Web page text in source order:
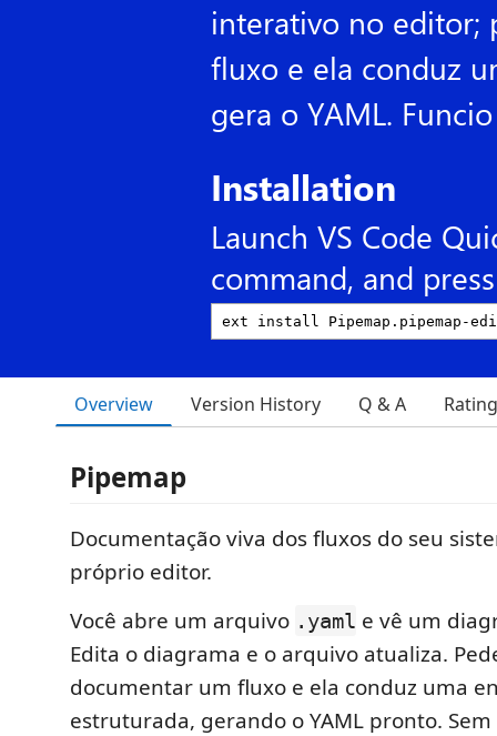
interativo no editor;
fluxo e ela conduz
gera o YAML. Funcio
Installation
Launch VS Code
command, and
Overview Version History Q & A
Pipemap
Documentação viva dos fluxos do seu
próprio editor.
Você abre um arquivo .yaml e vê um
Edita o diagrama e o arquivo atualiza.
documentar um fluxo e ela conduz uma
estruturada, gerando o YAML pronto.